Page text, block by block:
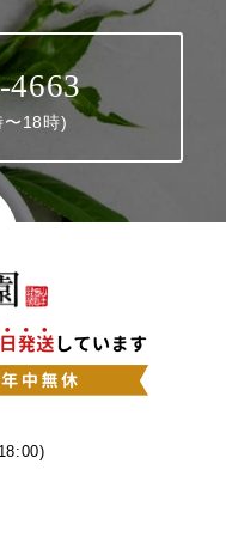
4663
〜18時)